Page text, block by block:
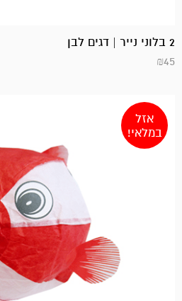
2 בלוני נייר | דגים לבן
₪45
אזל
במלאי!